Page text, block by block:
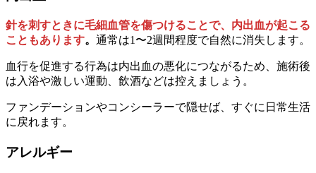
針を刺すときに毛細血管を傷つけることで、内出血が起こる
こともあります。 通常は1〜2週間程度で自然に消失します。
血行を促進する行為は内出血の悪化につながるため、施術後
は入浴や激しい運動、飲酒などは控えましょう。
ファンデーションやコンシーラーで隠せば、すぐに日常生活
に戻れます。
アレルギー